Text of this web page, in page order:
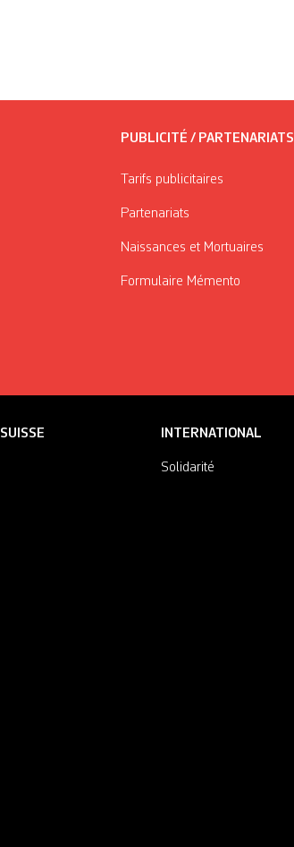
PUBLICITÉ / PARTENARIATS
Tarifs publicitaires
Partenariats
Naissances et Mortuaires
Formulaire Mémento
SUISSE INTERNATIONAL
Solidarité